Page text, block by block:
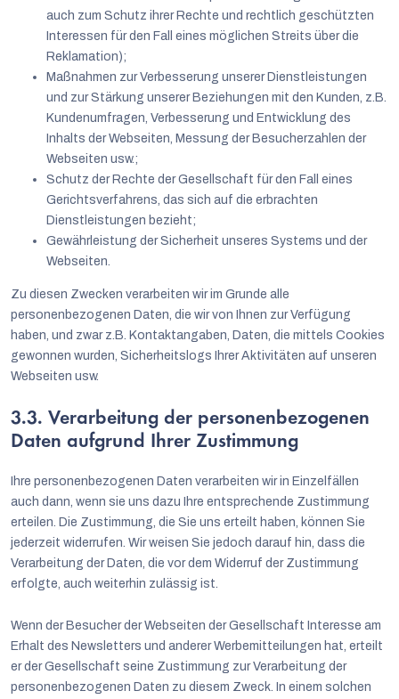
auch zum Schutz ihrer Rechte und rechtlich geschützten
Interessen für den Fall eines möglichen Streits über die
Reklamation);
Maßnahmen zur Verbesserung unserer Dienstleistungen
und zur Stärkung unserer Beziehungen mit den Kunden, z.B.
Kundenumfragen, Verbesserung und Entwicklung des
Inhalts der Webseiten, Messung der Besucherzahlen der
Webseiten usw.;
Schutz der Rechte der Gesellschaft für den Fall eines
Gerichtsverfahrens, das sich auf die erbrachten
Dienstleistungen bezieht;
Gewährleistung der Sicherheit unseres Systems und der
Webseiten.
Zu diesen Zwecken verarbeiten wir im Grunde alle
personenbezogenen Daten, die wir von Ihnen zur Verfügung
haben, und zwar z.B. Kontaktangaben, Daten, die mittels Cookies
gewonnen wurden, Sicherheitslogs Ihrer Aktivitäten auf unseren
Webseiten usw.
3.3. Verarbeitung der personenbezogenen
Daten aufgrund Ihrer Zustimmung
Ihre personenbezogenen Daten verarbeiten wir in Einzelfällen
auch dann, wenn sie uns dazu Ihre entsprechende Zustimmung
erteilen. Die Zustimmung, die Sie uns erteilt haben, können Sie
jederzeit widerrufen. Wir weisen Sie jedoch darauf hin, dass die
Verarbeitung der Daten, die vor dem Widerruf der Zustimmung
erfolgte, auch weiterhin zulässig ist.
Wenn der Besucher der Webseiten der Gesellschaft Interesse am
Erhalt des Newsletters und anderer Werbemitteilungen hat, erteilt
er der Gesellschaft seine Zustimmung zur Verarbeitung der
personenbezogenen Daten zu diesem Zweck. In einem solchen